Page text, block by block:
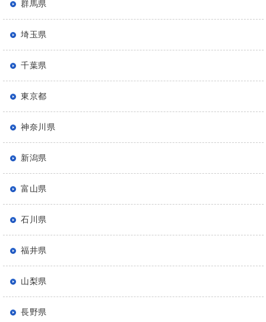
群馬県
埼玉県
千葉県
東京都
神奈川県
新潟県
富山県
石川県
福井県
山梨県
長野県